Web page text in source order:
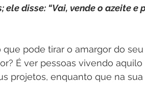
ele disse: “Vai, vende o azeite
pode tirar o amargor do
É ver pessoas vivendo
projetos, enquanto que na